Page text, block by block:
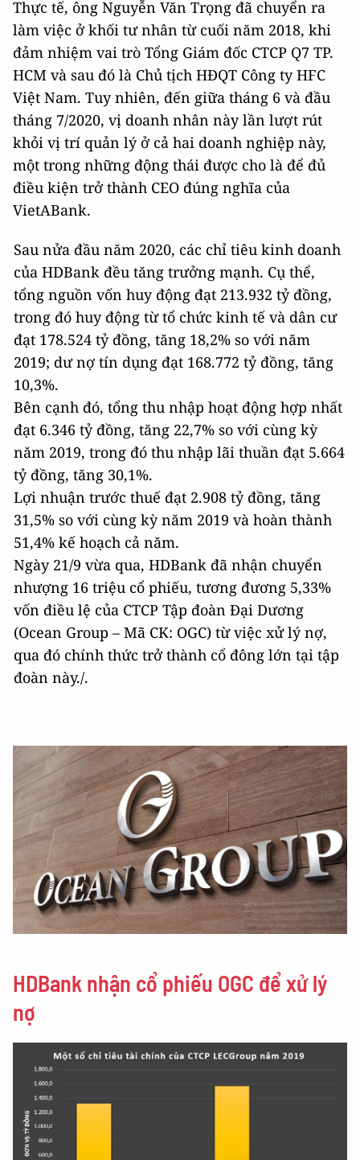
Thực tế, ông Nguyễn Văn Trọng đã chuyển ra
làm việc ở khối tư nhân từ cuối năm 2018, khi
đảm nhiệm vai trò Tổng Giám đốc CTCP Q7 TP.
HCM và sau đó là Chủ tịch HĐQT Công ty HFC
Việt Nam. Tuy nhiên, đến giữa tháng 6 và đầu
tháng 7/2020, vị doanh nhân này lần lượt rút
khỏi vị trí quản lý ở cả hai doanh nghiệp này,
một trong những động thái được cho là để đủ
điều kiện trở thành CEO đúng nghĩa của
VietABank.
Sau nửa đầu năm 2020, các chỉ tiêu kinh doanh
của HDBank đều tăng trưởng mạnh. Cụ thể,
tổng nguồn vốn huy động đạt 213.932 tỷ đồng,
trong đó huy động từ tổ chức kinh tế và dân cư
đạt 178.524 tỷ đồng, tăng 18,2% so với năm
2019; dư nợ tín dụng đạt 168.772 tỷ đồng, tăng
10,3%.
Bên cạnh đó, tổng thu nhập hoạt động hợp nhất
đạt 6.346 tỷ đồng, tăng 22,7% so với cùng kỳ
năm 2019, trong đó thu nhập lãi thuần đạt 5.664
tỷ đồng, tăng 30,1%.
Lợi nhuận trước thuế đạt 2.908 tỷ đồng, tăng
31,5% so với cùng kỳ năm 2019 và hoàn thành
51,4% kế hoạch cả năm.
Ngày 21/9 vừa qua, HDBank đã nhận chuyển
nhượng 16 triệu cổ phiếu, tương đương 5,33%
vốn điều lệ của CTCP Tập đoàn Đại Dương
(Ocean Group – Mã CK: OGC) từ việc xử lý nợ,
qua đó chính thức trở thành cổ đông lớn tại tập
đoàn này./.
HDBank nhận cổ phiếu OGC để xử lý
nợ